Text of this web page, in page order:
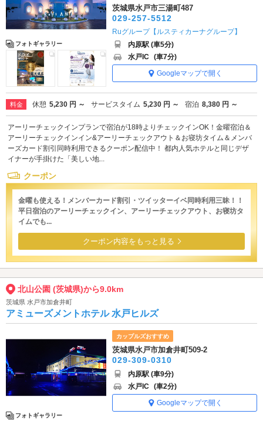
フォトギャラリー
茨城県水戸市三湯町487
029-257-5512
Ruグループ【ルスティカーナグループ】
内原駅 (車5分)
水戸IC (車7分)
Googleマップで開く
料金 休憩 5,230 円 ～ サービスタイム 5,230 円 ～ 宿泊 8,380 円 ～
アーリーチェックインプランで宿泊が18時よりチェックインOK！金曜宿泊＆
アーリーチェックインイン&アーリーチェックアウト＆お寝坊タイム＆メンバ
ーズカード割引同時利用できるクーポン配信中！ 都内人気ホテルと同じデザ
イナーが手掛けた「美しい地...
クーポン
金曜も使える！メンバーカード割引・ツイッターイベ同時利用三昧！！
平日宿泊のアーリーチェックイン、アーリーチェックアウト、お寝坊タ
イムでも...
クーポン内容をもっと見る
北山公園 (茨城県)から9.0km
茨城県 水戸市加倉井町
アミューズメントホテル 水戸ヒルズ
フォトギャラリー
カップルズおすすめ
茨城県水戸市加倉井町509-2
029-309-0310
内原駅 (車9分)
水戸IC (車2分)
Googleマップで開く